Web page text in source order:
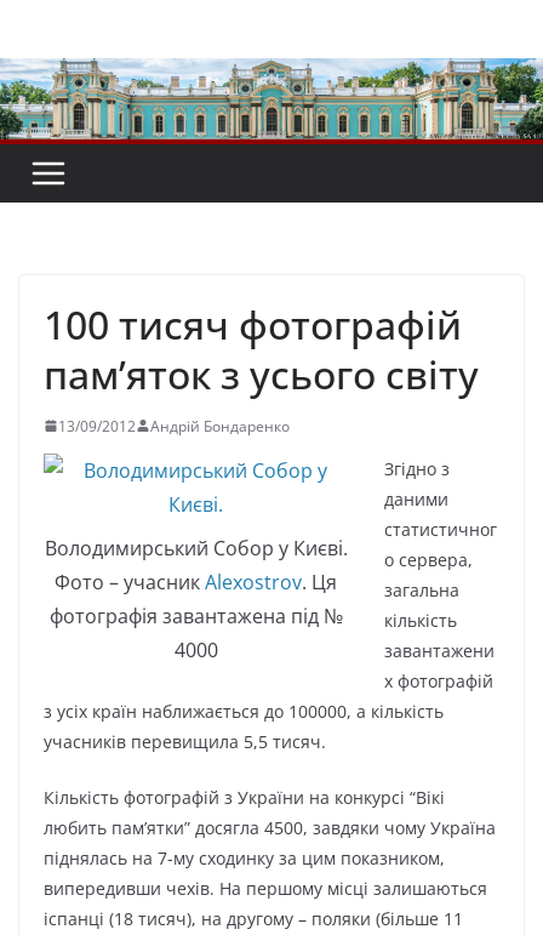
вмісту
100 тисяч фотографій
пам’яток з усього світу
13/09/2012 Андрій Бондаренко
Володимирський Собор у Києві.
Фото – учасникAlexostrov. Ця
фотографія завантажена під №
4000
Згідно з
даними
статистичног
о сервера,
загальна
кількість
завантажени
х фотографій
з усіх країн наближається до 100000, а кількість
учасників перевищила 5,5 тисяч.
Кількість фотографій з України на конкурсі “Вікі
любить пам’ятки” досягла 4500, завдяки чому Україна
піднялась на 7-му сходинку за цим показником,
випередивши чехів. На першому місці залишаються
іспанці (18 тисяч), на другому – поляки (більше 11